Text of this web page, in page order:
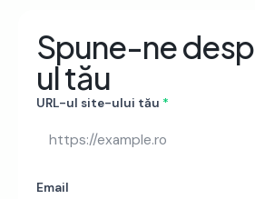
Spune-ne
ul tău
URL-ul site-ului tău *
Email